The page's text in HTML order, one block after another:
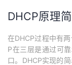
DHCP原理
在DHCP过程中有
P在三层是通过可
口。DHCP